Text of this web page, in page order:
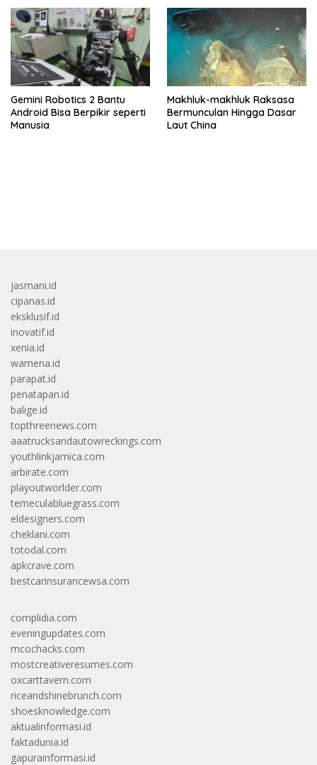
Gemini Robotics 2 Bantu
Android Bisa Berpikir seperti
Manusia
Makhluk-makhluk Raksasa
Bermunculan Hingga Dasar
Laut China
jasmani.id
cipanas.id
eksklusif.id
inovatif.id
xenia.id
wamena.id
parapat.id
penatapan.id
balige.id
topthreenews.com
aaatrucksandautowreckings.com
youthlinkjamica.com
arbirate.com
playoutworlder.com
temeculabluegrass.com
eldesigners.com
cheklani.com
totodal.com
apkcrave.com
bestcarinsurancewsa.com
complidia.com
eveningupdates.com
mcochacks.com
mostcreativeresumes.com
oxcarttavern.com
riceandshinebrunch.com
shoesknowledge.com
aktualinformasi.id
faktadunia.id
gapurainformasi.id